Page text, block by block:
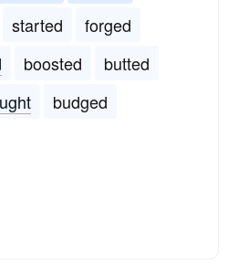
started
forged
boosted
butted
budged